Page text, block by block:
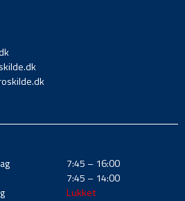
7:45 – 16:00
7:45 – 14:00
Lukket